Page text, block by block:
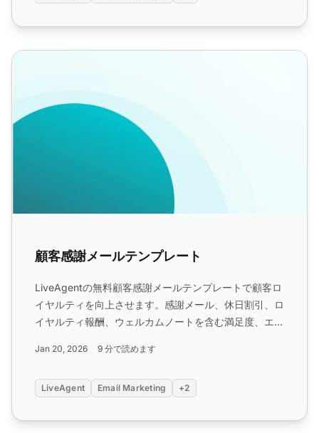
顧客感謝メールテンプレート
顧客感謝メールテンプレート
LiveAgentの無料顧客感謝メールテンプレートで顧客ロ
イヤルティを向上させます。感謝メール、休日割引、ロ
イヤルティ報酬、ウェルカムノートを含む満足度、エン
Jan 20, 2026 9 分で読めます
LiveAgent Email Marketing +2